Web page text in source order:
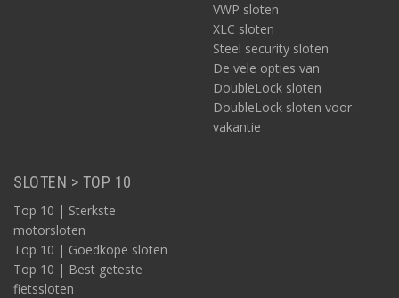
VWP sloten
XLC sloten
Steel security sloten
De vele opties van
DoubleLock sloten
DoubleLock sloten voor
vakantie
SLOTEN > TOP 10
Top 10 | Sterkste
motorsloten
Top 10 | Goedkope sloten
Top 10 | Best geteste
fietssloten